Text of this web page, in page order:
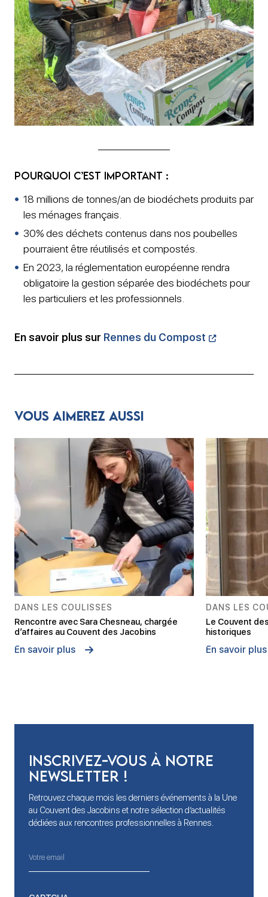
Pourquoi c’est important :
18 millions de tonnes/an de biodéchets produits par
les ménages français.
30% des déchets contenus dans nos poubelles
pourraient être réutilisés et compostés.
En 2023, la réglementation européenne rendra
obligatoire la gestion séparée des biodéchets pour
les particuliers et les professionnels.
En savoir plus sur Rennes du Compost
Vous aimerez aussi
DANS LES COULISSES
Rencontre avec Sara Chesneau, chargée
d’affaires au Couvent des Jacobins
En savoir plus
DANS LES
Le Couvent
historiques
En savoir plus
Inscrivez-vous à notre
newsletter !
Retrouvez chaque mois les derniers événements à la Une
au Couvent des Jacobins et notre sélection d’actualités
dédiées aux rencontres professionnelles à Rennes.